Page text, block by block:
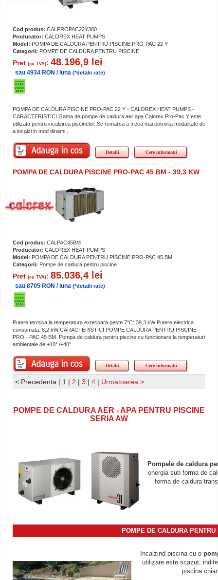
Cod produs: CALPROPAC22Y380
Producator: CALOREX HEAT PUMPS
Model: POMPA DE CALDURA PENTRU PISCINE PRO-PAC 22 Y
Categorii: POMPE DE CALDURA PENTRU PISCINE
Pret (cu TVA): 48.196,9 lei
sau 4934 RON / luna (*detalii rate)
POMPA DE CALDURA PISCINE PRO-PAC 22 Y - CALOREX HEAT PUMPS -
CARACTERISTICI Gama de pompe de caldura aer apa Calorex Pro-Pac Y este
utilizata pentru incalzirea piscinelor. Se remarca a fi cea mai potrivita modalitate de
a incalzi in mod dinami...
Detalii Cere informatii
POMPA DE CALDURA PISCINE PRO-PAC 45 BM - 39,3 KW
Cod produs: CALPAC45BM
Producator: CALOREX HEAT PUMPS
Model: POMPA DE CALDURA PENTRU PISCINE PRO-PAC 45 BM
Categorii: Pompe de caldura pentru piscine
Pret (cu TVA): 85.036,4 lei
sau 8705 RON / luna (*detalii rate)
Putere termica la temperatura exterioara peste 7°C: 39,3 kW Putere electrica
consumata: 8,2 kW CARACTERISTICI POMPE CALDURA PENTRU PISCINE
PRO - PAC 45 BM Pompa de caldura pentru piscine cu functionare la temperaturi
ambientale de +10° /+40°...
Detalii Cere informatii
< Precedenta | 1 | 2 | 3 | 4 | Urmatoarea >
POMPE DE CALDURA AER - APA PENTRU PISCINE
SERIA AW
Pompele de caldura
energia sub forma de
forma de caldura
POMPE DE CALDURA
Incalzind piscina cu o
utilizare este scazut,
piscina